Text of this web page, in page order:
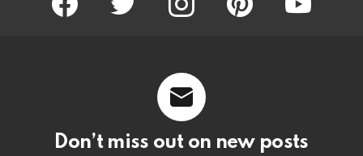
Don’t miss out on new posts